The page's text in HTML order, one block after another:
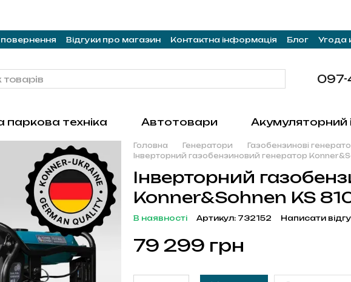
Відгуки про магазин Контактна інформація Блог Угода
техніка Автотовари Акумуляторний
Головна Генератори
Газобензинові
Інверторний газобензиновий генератор
Інверторний
Konner&Sohnen KS
В наявності Артикул: 732152 Написати
79 299 грн